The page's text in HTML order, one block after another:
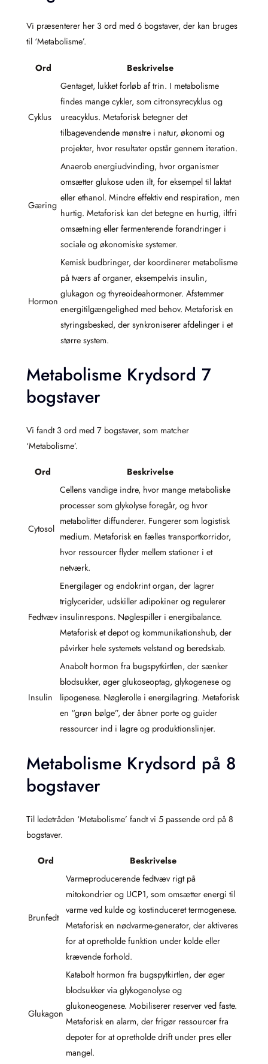
Vi præsenterer her 3 ord med 6 bogstaver, der kan bruges
til ‘Metabolisme’.
Ord Beskrivelse
Cyklus
Gentaget, lukket forløb af trin. I metabolisme
findes mange cykler, som citronsyrecyklus og
ureacyklus. Metaforisk betegner det
tilbagevendende mønstre i natur, økonomi og
projekter, hvor resultater opstår gennem iteration.
Gæring
Anaerob energiudvinding, hvor organismer
omsætter glukose uden ilt, for eksempel til laktat
eller ethanol. Mindre effektiv end respiration, men
hurtig. Metaforisk kan det betegne en hurtig, iltfri
omsætning eller fermenterende forandringer i
sociale og økonomiske systemer.
Hormon
Kemisk budbringer, der koordinerer metabolisme
på tværs af organer, eksempelvis insulin,
glukagon og thyreoideahormoner. Afstemmer
energitilgængelighed med behov. Metaforisk en
styringsbesked, der synkroniserer afdelinger i et
større system.
Metabolisme Krydsord 7
bogstaver
Vi fandt 3 ord med 7 bogstaver, som matcher
‘Metabolisme’.
Ord Beskrivelse
Cytosol
Cellens vandige indre, hvor mange metaboliske
processer som glykolyse foregår, og hvor
metabolitter diffunderer. Fungerer som logistisk
medium. Metaforisk en fælles transportkorridor,
hvor ressourcer flyder mellem stationer i et
netværk.
Fedtvæv
Energilager og endokrint organ, der lagrer
triglycerider, udskiller adipokiner og regulerer
insulinrespons. Nøglespiller i energibalance.
Metaforisk et depot og kommunikationshub, der
påvirker hele systemets velstand og beredskab.
Insulin
Anabolt hormon fra bugspytkirtlen, der sænker
blodsukker, øger glukoseoptag, glykogenese og
lipogenese. Nøglerolle i energilagring. Metaforisk
en “grøn bølge”, der åbner porte og guider
ressourcer ind i lagre og produktionslinjer.
Metabolisme Krydsord på 8
bogstaver
Til ledetråden ‘Metabolisme’ fandt vi 5 passende ord på 8
bogstaver.
Ord Beskrivelse
Brunfedt
Varmeproducerende fedtvæv rigt på
mitokondrier og UCP1, som omsætter energi til
varme ved kulde og kostinduceret termogenese.
Metaforisk en nødvarme-generator, der aktiveres
for at opretholde funktion under kolde eller
krævende forhold.
Glukagon
Katabolt hormon fra bugspytkirtlen, der øger
blodsukker via glykogenolyse og
glukoneogenese. Mobiliserer reserver ved faste.
Metaforisk en alarm, der frigør ressourcer fra
depoter for at opretholde drift under pres eller
mangel.